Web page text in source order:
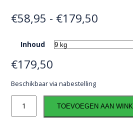
€58,95 - €179,50
tot
Inhoud
€179,50
Beschikbaar via nabestelling
Haylage
TOEVOEGEN AAN